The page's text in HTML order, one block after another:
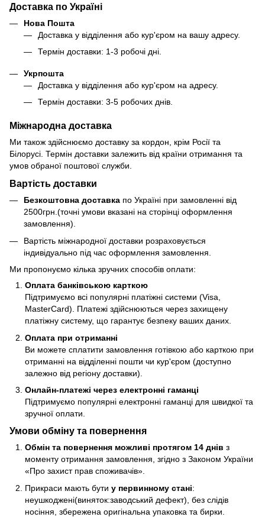
Доставка по Україні
Нова Пошта
Доставка у відділення або кур'єром на вашу адресу.
Термін доставки: 1-3 робочі дні.
Укрпошта
Доставка у відділення або кур'єром на адресу.
Термін доставки: 3-5 робочих днів.
Міжнародна доставка
Ми також здійснюємо доставку за кордон, крім Росії та
Білорусі. Термін доставки залежить від країни отримання та
умов обраної поштової служби.
Вартість доставки
Безкоштовна доставка по Україні при замовленні від
2500грн.(точні умови вказані на сторінці оформлення
замовлення).
Вартість міжнародної доставки розраховується
індивідуально під час оформлення замовлення.
Ми пропонуємо кілька зручних способів оплати:
Оплата банківською карткою
Підтримуємо всі популярні платіжні системи (Visa,
MasterCard). Платежі здійснюються через захищену
платіжну систему, що гарантує безпеку ваших даних.
Оплата при отриманні
Ви можете сплатити замовлення готівкою або карткою при
отриманні на відділенні пошти чи кур'єром (доступно
залежно від регіону доставки).
Онлайн-платежі через електронні гаманці
Підтримуємо популярні електронні гаманці для швидкої та
зручної оплати.
Умови обміну та повернення
Обмін та повернення можливі протягом 14 днів з
моменту отримання замовлення, згідно з Законом України
«Про захист прав споживачів».
Прикраси мають бути у первинному стані:
неушкоджені(виняток:заводський дефект), без слідів
носіння, збережена оригінальна упаковка та бирки.